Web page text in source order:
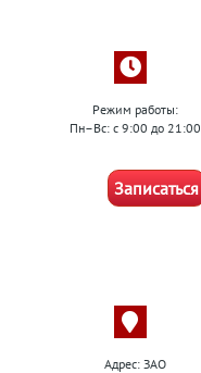
Режим работы:
Пн–Вс: с 9:00 до 21:00
Записаться
Адрес: ЗАО